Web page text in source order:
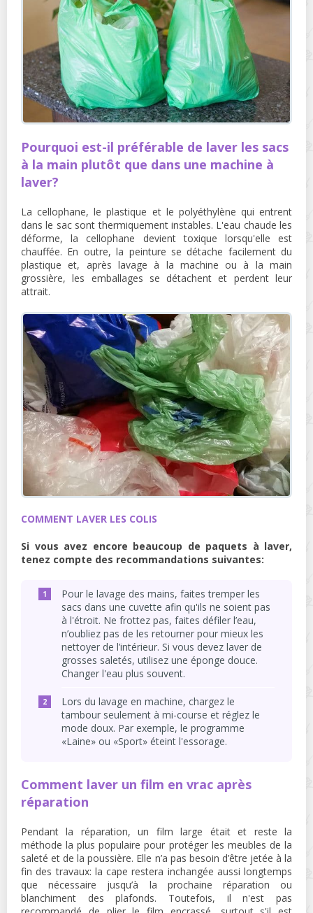
Pourquoi est-il préférable de laver les sacs
à la main plutôt que dans une machine à
laver?
La cellophane, le plastique et le polyéthylène qui entrent
dans le sac sont thermiquement instables. L'eau chaude les
déforme, la cellophane devient toxique lorsqu'elle est
chauffée. En outre, la peinture se détache facilement du
plastique et, après lavage à la machine ou à la main
grossière, les emballages se détachent et perdent leur
attrait.
COMMENT LAVER LES COLIS
Si vous avez encore beaucoup de paquets à laver,
tenez compte des recommandations suivantes:
Pour le lavage des mains, faites tremper les
sacs dans une cuvette afin qu'ils ne soient pas
à l'étroit. Ne frottez pas, faites défiler l’eau,
n’oubliez pas de les retourner pour mieux les
nettoyer de l’intérieur. Si vous devez laver de
grosses saletés, utilisez une éponge douce.
Changer l'eau plus souvent.
Lors du lavage en machine, chargez le
tambour seulement à mi-course et réglez le
mode doux. Par exemple, le programme
«Laine» ou «Sport» éteint l'essorage.
Comment laver un film en vrac après
réparation
Pendant la réparation, un film large était et reste la
méthode la plus populaire pour protéger les meubles de la
saleté et de la poussière. Elle n’a pas besoin d’être jetée à la
fin des travaux: la cape restera inchangée aussi longtemps
que nécessaire jusqu’à la prochaine réparation ou
blanchiment des plafonds. Toutefois, il n'est pas